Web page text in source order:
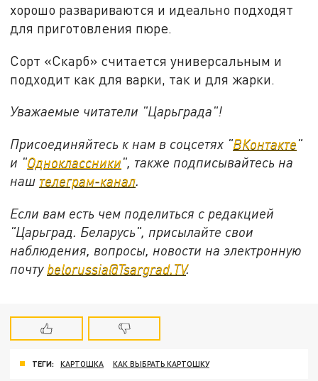
хорошо развариваются и идеально подходят
для приготовления пюре.
Сорт «Скарб» считается универсальным и
подходит как для варки, так и для жарки.
Уважаемые читатели "Царьграда"!
Присоединяйтесь к нам в соцсетях "ВКонтакте"
и "Одноклассники", также подписывайтесь на
наш телеграм-канал.
Если вам есть чем поделиться с редакцией
"Царьград. Беларусь", присылайте свои
наблюдения, вопросы, новости на электронную
почту belorussia@Tsargrad.TV.
ТЕГИ: КАРТОШКА КАК ВЫБРАТЬ КАРТОШКУ